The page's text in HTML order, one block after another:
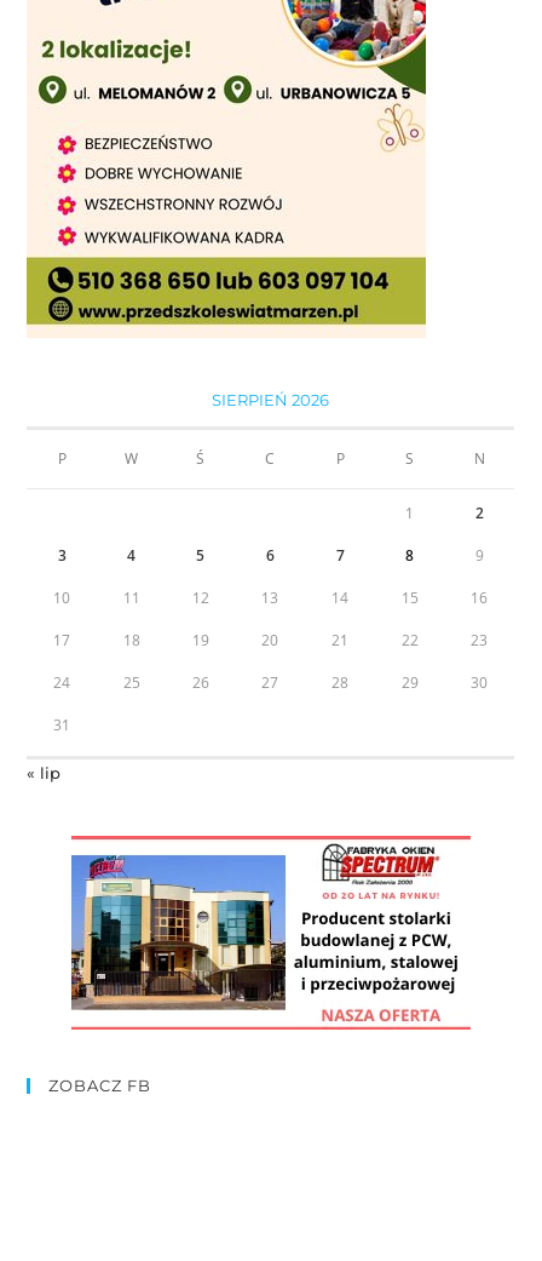
SIERPIEŃ 2026
P W Ś C P S N
1 2
3 4 5 6 7 8 9
10 11 12 13 14 15 16
17 18 19 20 21 22 23
24 25 26 27 28 29 30
31
« lip
ZOBACZ FB